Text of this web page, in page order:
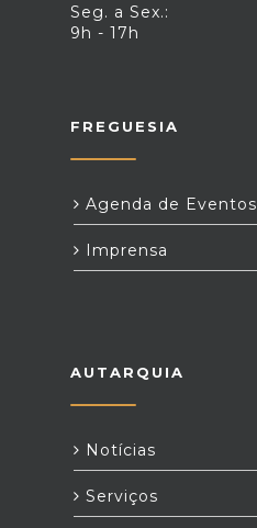
Seg. a Sex.:
9h - 17h
FREGUESIA
Agenda de Eventos
Imprensa
AUTARQUIA
Notícias
Serviços